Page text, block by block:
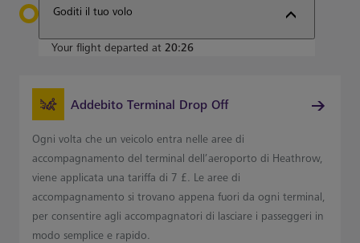
Goditi il tuo volo
Your flight departed at 20:26
Addebito Terminal Drop Off
Ogni volta che un veicolo entra nelle aree di
accompagnamento del terminal dell’aeroporto di Heathrow,
viene applicata una tariffa di 7 £. Le aree di
accompagnamento si trovano appena fuori da ogni terminal,
per consentire agli accompagnatori di lasciare i passeggeri in
modo semplice e rapido.